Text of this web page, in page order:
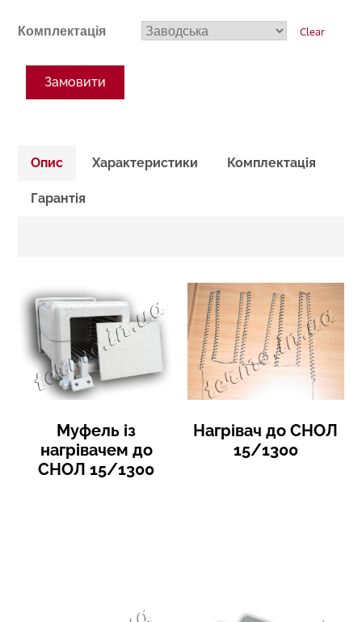
Комплектація Clear
Замовити
Опис Характеристики Комплектація
Гарантія
Муфель із
нагрівачем до
СНОЛ 15/1300
Нагрівач до СНОЛ
15/1300